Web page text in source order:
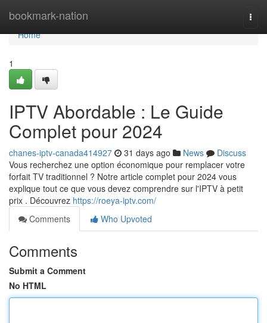
bookmark-nation
Home
Home
1
IPTV Abordable : Le Guide
Complet pour 2024
chanes-iptv-canada414927 31 days ago News
Discuss
Vous recherchez une option économique pour remplacer votre
forfait TV traditionnel ? Notre article complet pour 2024 vous
explique tout ce que vous devez comprendre sur l'IPTV à petit
prix . Découvrez https://roeya-iptv.com/
Comments
Who Upvoted
Comments
Submit a Comment
No HTML